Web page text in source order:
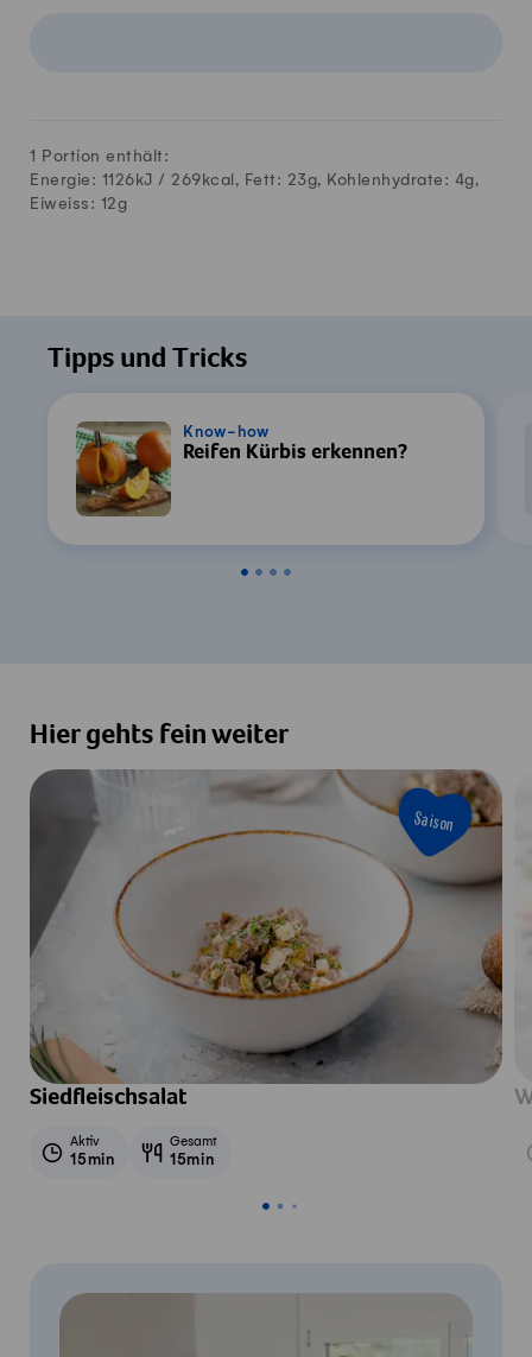
1 Portion enthält:
Energie: 1126kJ / 269 kcal, Fett: 23g, Kohlenhydrate: 4g,
Eiweiss: 12g
Tipps und Tricks
Know-how
Reifen Kürbis erkennen?
Hier gehts fein weiter
Saison
Siedfleischsalat
Aktiv
15min
Gesamt
15min